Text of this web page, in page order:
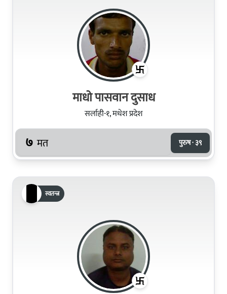
माधो पासवान दुसाध
सर्लाही-१, मधेश प्रदेश
७ मत पुरुष · ३९
स्वतन्त्र